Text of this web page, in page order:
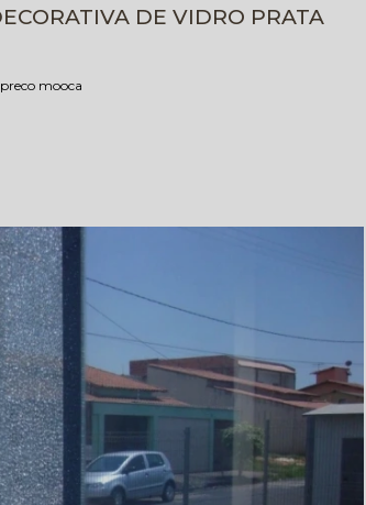
DE VIDRO PRATA
mooca